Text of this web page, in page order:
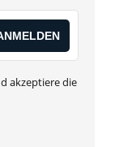
akzeptiere die